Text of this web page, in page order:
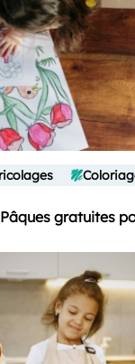
gratuites